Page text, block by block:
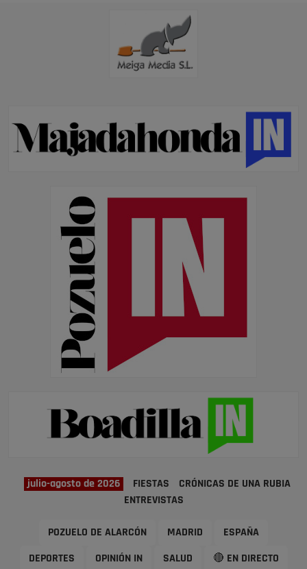
julio-agosto de 2026 FIESTAS
CRÓNICAS DE UNA RUBIA
ENTREVISTAS
POZUELO DE ALARCÓN MADRID ESPAÑA
DEPORTES OPINIÓN IN SALUD 🔴 EN DIRECTO